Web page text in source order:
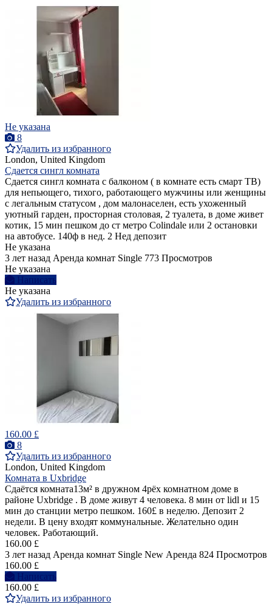
Не указана
8
Удалить из избранного
London, United Kingdom
Сдается сингл комната
Сдается сингл комната с балконом ( в комнате есть смарт ТВ)
для непьющего, тихого, работающего мужчины или женщины
с легальным статусом , дом малонаселен, есть ухоженный
уютный гарден, просторная столовая, 2 туалета, в доме живет
котик, 15 мин пешком до ст метро Colindale или 2 остановки
на автобусе. 140ф в нед. 2 Нед депозит
Не указана
3 лет назад Аренда комнат Single 773 Просмотров
Не указана
Написать
Не указана
Удалить из избранного
160.00 £
8
Удалить из избранного
London, United Kingdom
Комната в Uxbridge
Сдаётся комната13м² в дружном 4рёх комнатном доме в
районе Uxbridge . В доме живут 4 человека. 8 мин от lidl и 15
мин до станции метро пешком. 160£ в неделю. Депозит 2
недели. В цену входят коммунальные. Желательно один
человек. Работающий.
160.00 £
3 лет назад Аренда комнат Single New Аренда 824 Просмотров
160.00 £
Написать
160.00 £
Удалить из избранного